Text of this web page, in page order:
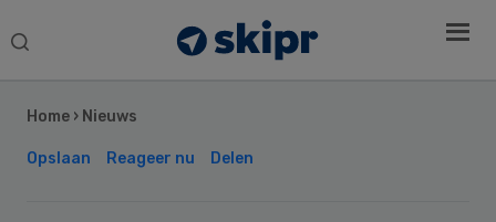
Search
Home › Nieuws
Opslaan Reageer nu Delen
Sidebar